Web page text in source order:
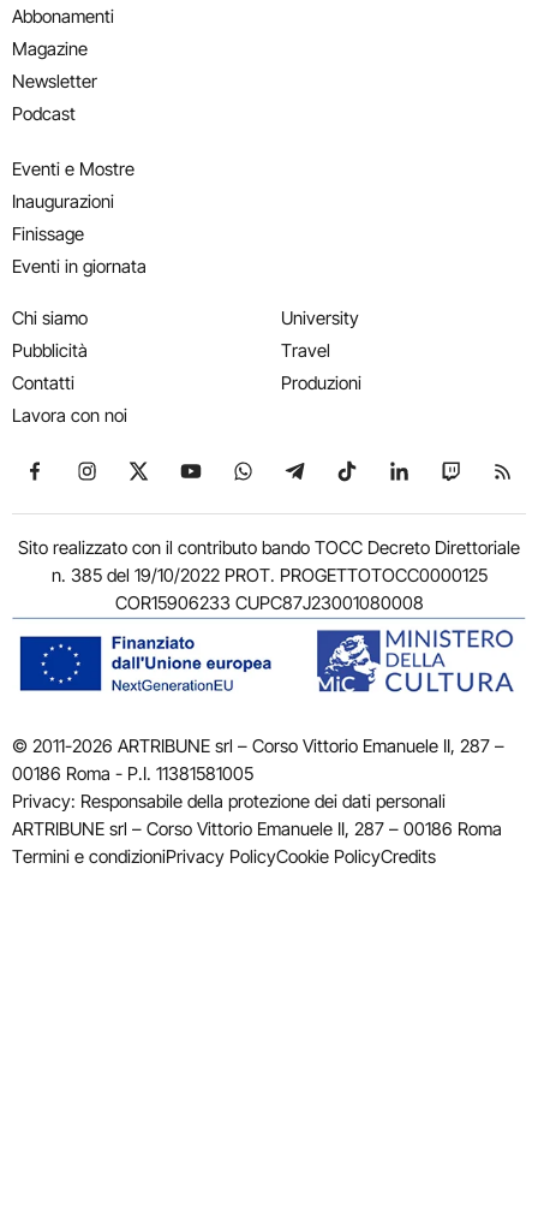
Abbonamenti
Magazine
Newsletter
Podcast
Eventi e Mostre
Inaugurazioni
Finissage
Eventi in giornata
Chi siamo
Pubblicità
Contatti
Lavora con noi
University
Travel
Produzioni
Seguici su Facebook
Seguici su Instagram
Seguici su X
Seguici su YouTube
Seguici su WhatsApp
Seguici su Telegram
Seguici su TikTok
Seguici su
Seguici
Sito realizzato con il contributo bando TOCC Decreto Direttoriale
n. 385 del 19/10/2022 PROT. PROGETTOTOCC0000125
COR15906233 CUPC87J23001080008
© 2011-2026 ARTRIBUNE srl – Corso Vittorio Emanuele II, 287 –
00186 Roma - P.I. 11381581005
Privacy: Responsabile della protezione dei dati personali
ARTRIBUNE srl – Corso Vittorio Emanuele II, 287 – 00186 Roma
Termini e condizioniPrivacy PolicyCookie PolicyCredits